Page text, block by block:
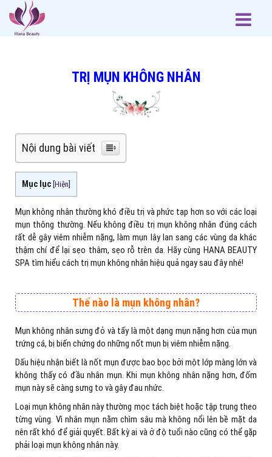
TRỊ MỤN KHÔNG NHÂN
Nội dung bài viết
Mục lục [Hiện]
Mụn không nhân thường khó điều trị và phức tạp hơn so với các loại
mụn thông thường. Nếu không điều trị mụn không nhân đúng cách
rất dễ gây viêm nhiễm nặng, làm mụn lây lan sang các vùng da khác
thậm chí để lại sẹo thâm, sẹo rỗ trên da. Hãy cùng HANA BEAUTY
SPA tìm hiểu cách trị mụn không nhân hiệu quả ngay sau đây nhé!
Thế nào là mụn không nhân?
Mụn không nhân sưng đỏ và tấy là một dạng mụn nặng hơn của mụn
trứng cá, bị biến chứng do những nốt mụn bị viêm nhiễm nặng.
Dấu hiệu nhận biết là nốt mụn được bao bọc bởi một lớp màng lớn và
không thấy có đầu nhân mụn. Khi mụn không nhân nặng hơn, đốm
mụn này sẽ càng sưng to và gây đau nhức.
Loại mụn không nhân này thường mọc tách biệt hoặc tập trung theo
từng vùng. Vì nhân mụn nằm chìm sâu mà không nổi lên bề mặt da
nên rất khó để giải quyết. Bất kỳ ai và ở độ tuổi nào cũng có thể gặp
phải loại mụn không nhân này.